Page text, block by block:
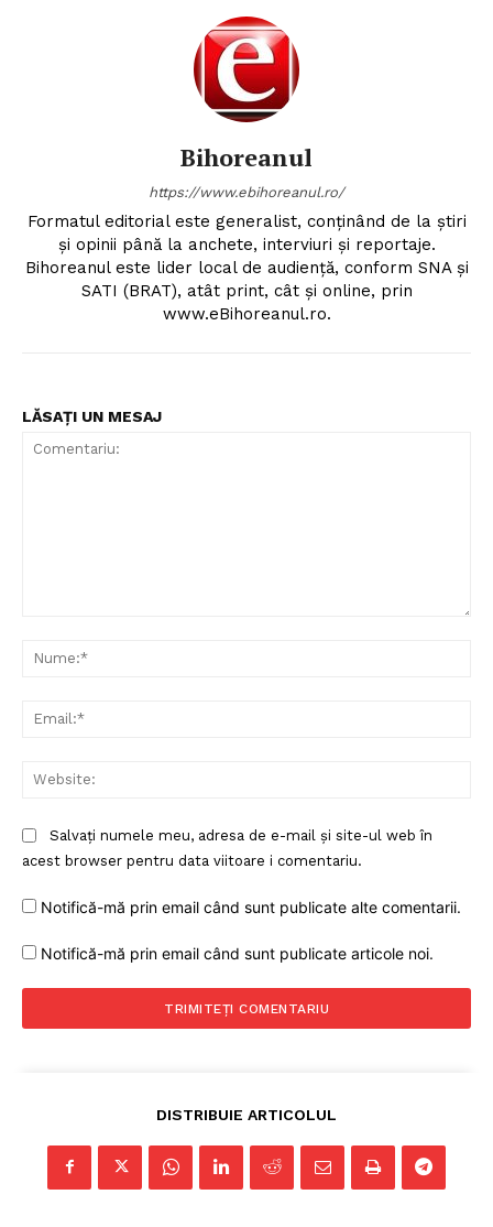
Bihoreanul
https://www.ebihoreanul.ro/
Formatul editorial este generalist, conţinând de la ştiri
şi opinii până la anchete, interviuri şi reportaje.
Bihoreanul este lider local de audienţă, conform SNA şi
SATI (BRAT), atât print, cât şi online, prin
www.eBihoreanul.ro.
LĂSAȚI UN MESAJ
Salvați numele meu, adresa de e-mail și site-ul web în
acest browser pentru data viitoare i comentariu.
Notifică-mă prin email când sunt publicate alte comentarii.
Notifică-mă prin email când sunt publicate articole noi.
DISTRIBUIE ARTICOLUL